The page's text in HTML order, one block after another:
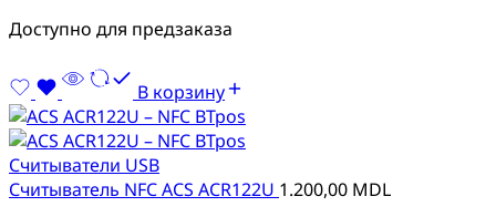
Доступно для предзаказа
В корзину
Cчитыватели USB
Считыватель NFC ACS ACR122U 1.200,00 MDL